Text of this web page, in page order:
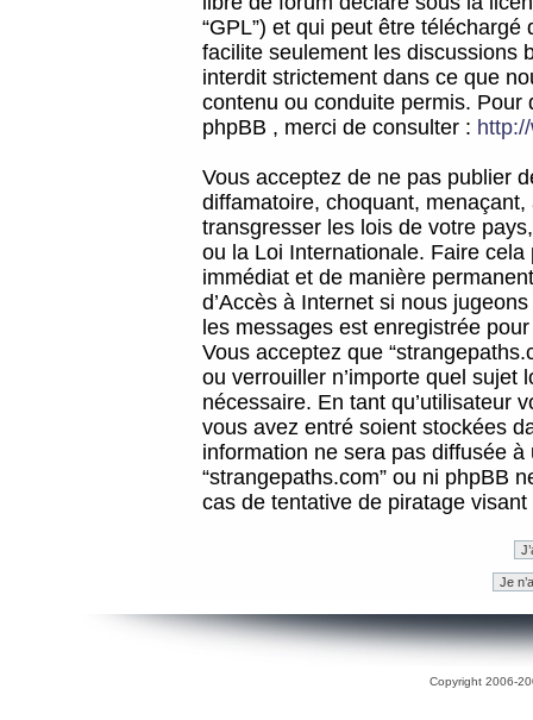
“GPL”) et qui peut être téléchargé
facilite seulement les discussions
interdit strictement dans ce que
contenu ou conduite permis.
phpBB , merci de consulter :
Vous acceptez de ne pas publier
diffamatoire, choquant,
transgresser les lois de votre
ou la Loi Internationale. Faire
immédiat et de manière
d’Accès à Internet si nous
les messages est enregistrée
Vous acceptez que
ou verrouiller n’importe quel sujet
nécessaire. En tant qu’utilisateur
vous avez entré soient stockées
information ne sera pas diffusée
“strangepaths.com” ou ni phpBB
cas de tentative de piratage
Copyright 2006-